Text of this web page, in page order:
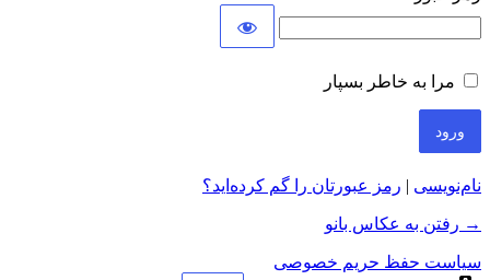
مرا به خاطر بسپار
نام‌نویسی | رمز عبورتان را گم کرده‌اید؟
→ رفتن به عکاس بانو
سیاست حفظ حریم خصوصی